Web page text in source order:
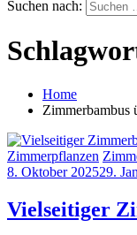
Suchen nach:
Home
Zimmerbambus
Zimmerpflanzen
8. Oktober 202529.
Vielseitiger